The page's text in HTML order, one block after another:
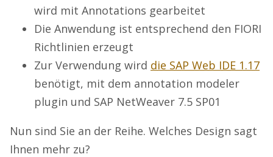
wird mit Annotations gearbeitet
Die Anwendung ist entsprechend den FIORI
Richtlinien erzeugt
Zur Verwendung wird die SAP Web IDE 1.17
benötigt, mit dem annotation modeler
plugin und SAP NetWeaver 7.5 SP01
Nun sind Sie an der Reihe. Welches Design sagt
Ihnen mehr zu?